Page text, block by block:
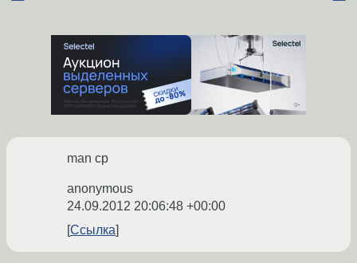
man cp
anonymous
24.09.2012 20:06:48 +00:00
Ссылка